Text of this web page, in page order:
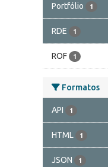
Portfólio 1
RDE 1
ROF 1
Formatos
API 1
HTML 1
JSON 1